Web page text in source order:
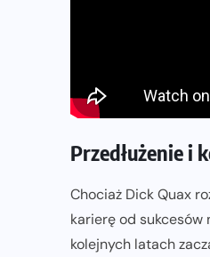
Przedłużenie i
Chociaż Dick Quax
karierę od
kolejnych latach